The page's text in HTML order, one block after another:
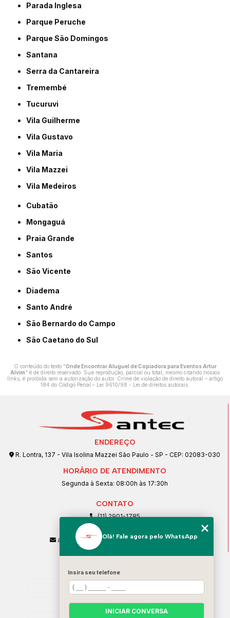
Parada Inglesa
Parque Peruche
Parque São Domingos
Santana
Serra da Cantareira
Tremembé
Tucuruvi
Vila Guilherme
Vila Gustavo
Vila Maria
Vila Mazzei
Vila Medeiros
Cubatão
Mongaguá
Praia Grande
Santos
São Vicente
Diadema
Santo André
São Bernardo do Campo
São Caetano do Sul
O conteúdo do texto "Onde Encontrar Aluguel de Copiadora para Eventos Artur
Alvim" é de direito reservado. Sua reprodução, parcial ou total, mesmo citando nossos
links, é proibida sem a autorização do autor. Crime de violação de direito autoral – artigo
184 do Código Penal – Lei 9610/98 - Lei de direitos autorais
ENDEREÇO
R. Lontra, 137 - Vila Isolina Mazzei São Paulo - SP - CEP: 02083-030
HORÁRIO DE ATENDIMENTO
Segunda à Sexta: 08:00h às 17:30h
CONTATO
(11) 2901-1785
(11) 99239-1832
atendimento@santeccopiadoras.com.br
Home
Empresa
SERVIÇOS
Olá! Fale agora pelo WhatsApp
Insira seu telefone
INICIAR CONVERSA